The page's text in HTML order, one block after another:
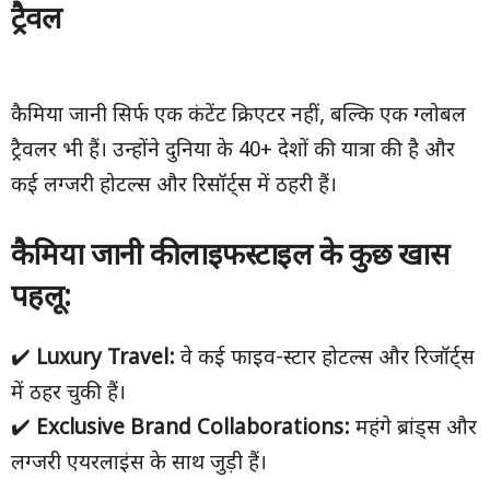
ट्रैवल
कैमिया जानी सिर्फ एक कंटेंट क्रिएटर नहीं, बल्कि एक ग्लोबल
ट्रैवलर भी हैं। उन्होंने दुनिया के 40+ देशों की यात्रा की है और
कई लग्जरी होटल्स और रिसॉर्ट्स में ठहरी हैं।
कैमिया जानी की लाइफस्टाइल के कुछ खास
पहलू:
✔️ Luxury Travel: वे कई फाइव-स्टार होटल्स और रिजॉर्ट्स
में ठहर चुकी हैं।
✔️ Exclusive Brand Collaborations: महंगे ब्रांड्स और
लग्जरी एयरलाइंस के साथ जुड़ी हैं।